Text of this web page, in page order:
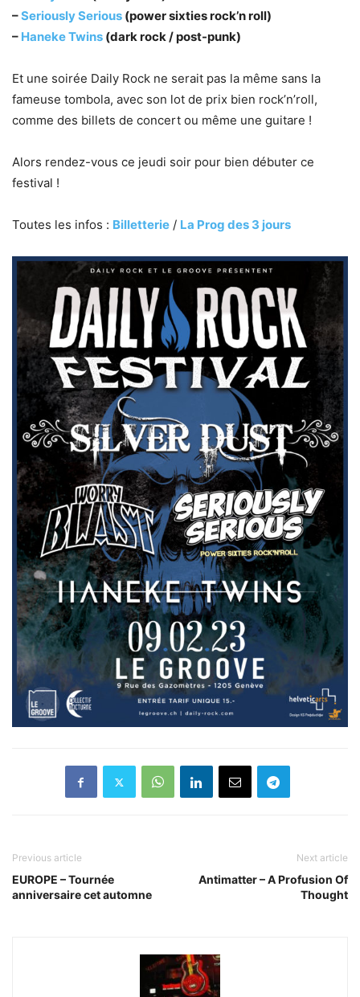
–Seriously Serious (power sixties rock’n roll)
– Haneke Twins (dark rock / post-punk)
Et une soirée Daily Rock ne serait pas la même sans la
fameuse tombola, avec son lot de prix bien rock’n’roll,
comme des billets de concert ou même une guitare !
Alors rendez-vous ce jeudi soir pour bien débuter ce
festival !
Toutes les infos : Billetterie / La Prog des 3 jours
Previous article
EUROPE – Tournée
anniversaire cet automne
Next article
Antimatter –A Profusion Of
Thought